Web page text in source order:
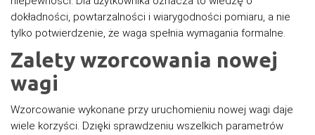
dokładności, powtarzalności i wiarygodności pomiaru, a nie
tylko potwierdzenie, że waga spełnia wymagania formalne.
Zalety wzorcowania nowej
wagi
Wzorcowanie wykonane przy uruchomieniu nowej wagi daje
wiele korzyści. Dzięki sprawdzeniu wszelkich parametrów